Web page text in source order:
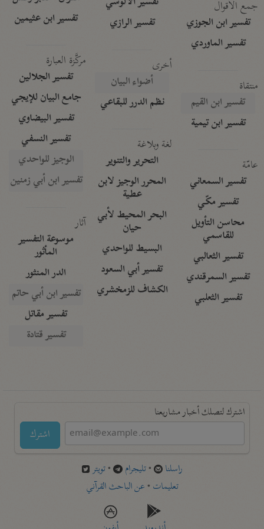
جمع الأقوال
تفسير ابن الجوزي
تفسير الماوردي
منتقاة
تفسير ابن القيم
تفسير ابن تيمية
عامّة
تفسير السمعاني
تفسير مكّي
محاسن التأويل
للقاسمي
تفسير الثعالبي
تفسير السمرقندي
تفسير الثعلبي
تفسير الرازي
أخرى
أضواء البيان
نظم الدرر للبقاعي
لغة وبلاغة
التحرير والتنوير
المحرر الوجيز لابن
عطية
البحر المحيط لأبي
حيان
البسيط للواحدي
تفسير أبي السعود
الكشاف للزمخشري
تفسير ابن عثيمين
مركَّزة العبارة
تفسير الجلالين
جامع البيان للإيجي
تفسير البيضاوي
تفسير النسفي
الوجيز للواحدي
تفسير ابن أبي زمنين
آثار
موسوعة التفسير
المأثور
الدر المنثور
تفسير ابن أبي حاتم
تفسير مقاتل
تفسير قتادة
اشترك لتصلك أخبار مشاريعنا
اشترك
راسلنا •تليجرام •تويتر
تعليمات •عن الباحث القرآني